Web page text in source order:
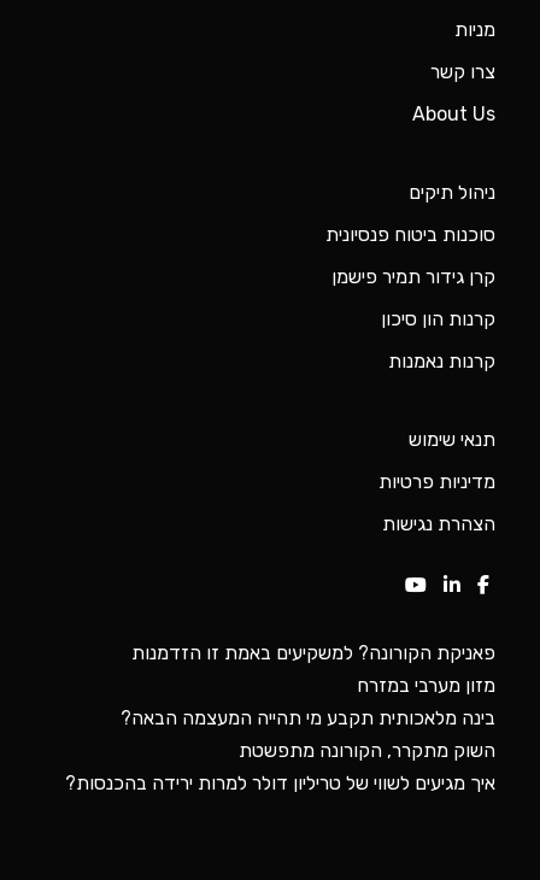
מניות
צרו קשר
About Us
ניהול תיקים
סוכנות ביטוח פנסיונית
קרן גידור תמיר פישמן
קרנות הון סיכון
קרנות נאמנות
תנאי שימוש
מדיניות פרטיות
הצהרת נגישות
פאניקת הקורונה? למשקיעים באמת זו הזדמנות
מזון מערבי במזרח
בינה מלאכותית תקבע מי תהייה המעצמה הבאה?
השוק מתקרר, הקורונה מתפשטת
איך מגיעים לשווי של טריליון דולר למרות ירידה בהכנסות?